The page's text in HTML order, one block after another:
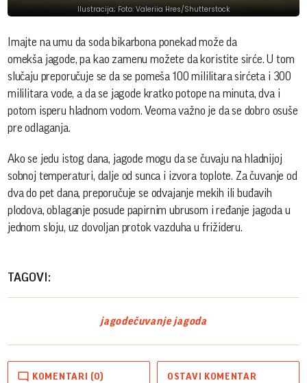
Ilustracija; Foto: Valeriia Hres/Shutterstock
Imajte na umu da soda bikarbona ponekad može da
omekša jagode, pa kao zamenu možete da koristite sirće. U tom
slučaju preporučuje se da se pomeša 100 mililitara sirćeta i 300
mililitara vode, a da se jagode kratko potope na minuta, dva i
potom isperu hladnom vodom. Veoma važno je da se dobro osuše
pre odlaganja.
Ako se jedu istog dana, jagode mogu da se čuvaju na hladnijoj
sobnoj temperaturi, dalje od sunca i izvora toplote. Za čuvanje od
dva do pet dana, preporučuje se odvajanje mekih ili buđavih
plodova, oblaganje posude papirnim ubrusom i ređanje jagoda u
jednom sloju, uz dovoljan protok vazduha u frižideru.
TAGOVI:
jagodečuvanje jagoda
KOMENTARI (0) OSTAVI KOMENTAR